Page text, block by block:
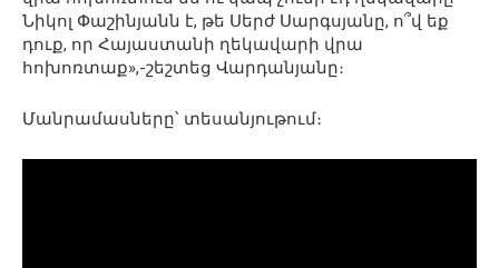
Նիկոլ Փաշինյանն է, թե Սերժ Սարգսյանը, ո՞վ եք
դուք, որ Հայաստանի ղեկավարի վրա
հոխոռտաք»,-շեշտեց Վարդանյանը։
Մանրամասները՝ տեսանյութում։